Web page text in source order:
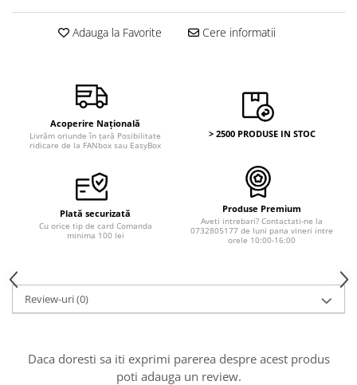
Adauga la Favorite Cere informatii
Acoperire Națională
Livrăm oriunde în țară Posibilitate
ridicare de la FANbox sau EasyBox
> 2500 PRODUSE IN STOC
Plată securizată
Cu orice tip de card Comanda
minima 100 lei
Produse Premium
Aveti intrebari? Contactati-ne la
0732805177 de luni pana vineri intre
orele 10:00-16:00
Review-uri(0)
Daca doresti sa iti exprimi parerea despre acest produs
poti adauga un review.